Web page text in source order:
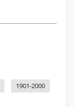
1901-2000